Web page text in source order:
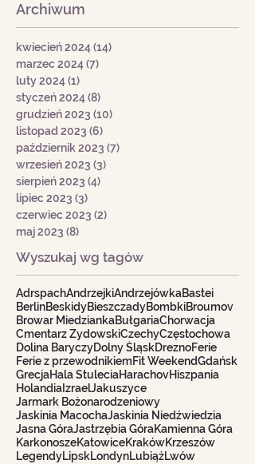
Archiwum
kwiecień 2024(14)
marzec 2024(7)
luty 2024(1)
styczeń 2024(8)
grudzień 2023 (10)
listopad 2023 (6)
październik 2023 (7)
wrzesień 2023 (3)
sierpień 2023 (4)
lipiec 2023 (3)
czerwiec 2023 (2)
maj 2023 (8)
Wyszukaj wg tagów
AdrspachAndrzejkiAndrzejówkaBastei
BerlinBeskidyBieszczadyBombkiBroumov
Browar MiedziankaBułgariaChorwacja
Cmentarz ŻydowskiCzechyCzęstochowa
Dolina BaryczyDolny ŚląskDreznoFerie
Ferie z przewodnikiemFit WeekendGdańsk
GrecjaHala StuleciaHarachovHiszpania
Holandia IzraelJakuszyce
Jarmark Bożonarodzeniowy
Jaskinia MacochaJaskinia Niedźwiedzia
Jasna GóraJastrzębia GóraKamienna Góra
KarkonoszeKatowiceKrakówKrzeszów
LegendyLipskLondynLubiążLwów